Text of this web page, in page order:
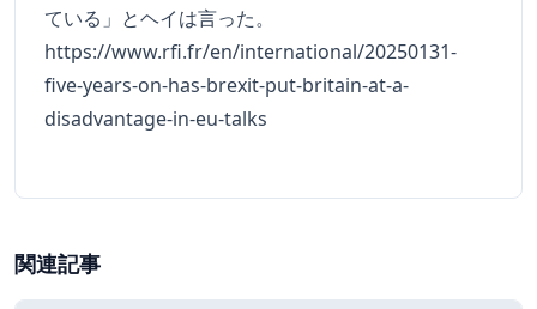
ている」とヘイは言った。
https://www.rfi.fr/en/international/20250131-
five-years-on-has-brexit-put-britain-at-a-
disadvantage-in-eu-talks
関連記事